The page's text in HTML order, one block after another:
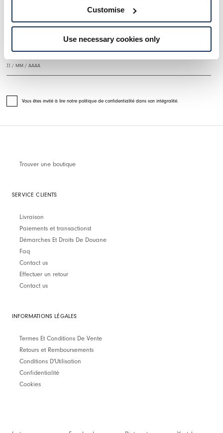
Customise
Use necessary cookies only
S'INSCRIRE À NOTRE BULLETIN D'INFORMATION
Vous êtes invité à lire notre politique de confidentialité dans son intégralité.
Trouver une boutique
SERVICE CLIENTS
Livraison
Paiements et transactionst
Démarches Et Droits De Douane
Faq
Contact us
Effectuer un retour
Contact us
INFORMATIONS LÉGALES
Termes Et Conditions De Vente
Retours et Remboursements
Conditions D'Utilisation
Confidentialité
Cookies